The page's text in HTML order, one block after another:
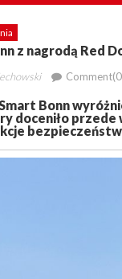
z nagrodą Red
Bonn
doceniło